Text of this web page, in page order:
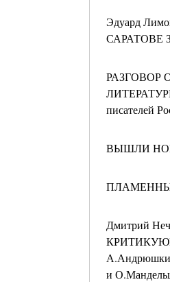
Эдуард
САРАТОВЕ
РАЗГОВОР
писателей
ВЫШЛИ
Дмитрий
и